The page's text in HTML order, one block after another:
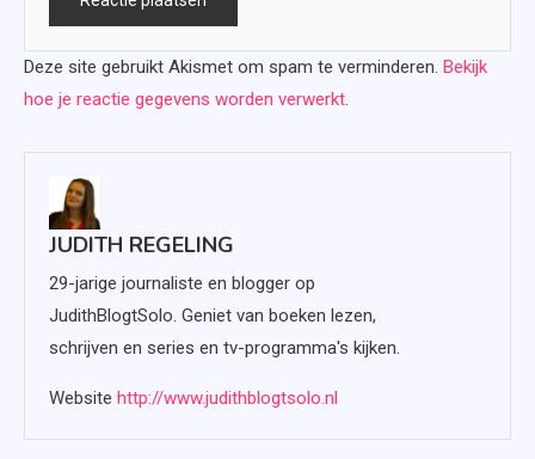
Deze site gebruikt Akismet om spam te verminderen. Bekijk
hoe je reactie gegevens worden verwerkt.
JUDITH REGELING
29-jarige journaliste en blogger op
JudithBlogtSolo. Geniet van boeken lezen,
schrijven en series en tv-programma's kijken.
Website http://www.judithblogtsolo.nl